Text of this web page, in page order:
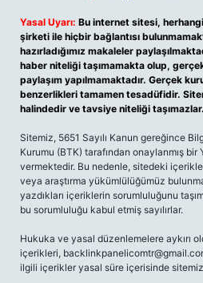
Yasal Uyarı: Bu internet sitesi,
şirketi ile hiçbir bağlantısı
hazırladığımız makaleler
haber niteliği taşımamakta olup,
paylaşım yapılmamaktadır. Gerçek
benzerlikleri tamamen tesadüfidir.
halindedir ve tavsiye niteliği taşımazlar.
Sitemiz, 5651 Sayılı Kanun gereğince
Kurumu (BTK) tarafından onaylanmış bir
vermektedir. Bu nedenle, sitedeki
veya araştırma yükümlülüğümüz
yazdıkları içeriklerin sorumluluğunu
bu sorumluluğu kabul etmiş sayılırlar.
Hukuka ve yasal düzenlemelere aykırı
içerikleri,
ilgili içerikler yasal süre içerisinde